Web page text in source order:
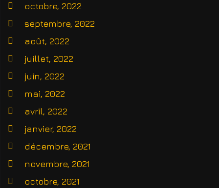
octobre, 2022
septembre, 2022
août, 2022
juillet, 2022
juin, 2022
mai, 2022
avril, 2022
janvier, 2022
décembre, 2021
novembre, 2021
octobre, 2021